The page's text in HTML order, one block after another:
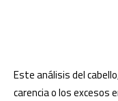
Este análisis del
carencia o los excesos